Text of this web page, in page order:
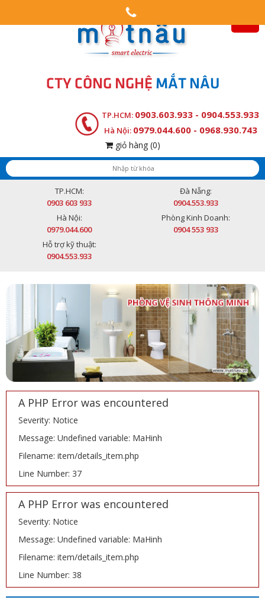
CTY CÔNG NGHỆ MẮT NÂU
TP.HCM: 0903.603.933 - 0904.553.933
Hà Nội: 0979.044.600 - 0968.930.743
giỏ hàng (0)
TP.HCM:
0903 603 933
Đà Nẵng:
0904.553.933
Hà Nội:
0979.044.600
Phòng Kinh Doanh:
0904 553 933
Hỗ trợ kỹ thuật:
0904.553.933
A PHP Error was encountered
Severity: Notice
Message: Undefined variable: MaHinh
Filename: item/details_item.php
Line Number: 37
A PHP Error was encountered
Severity: Notice
Message: Undefined variable: MaHinh
Filename: item/details_item.php
Line Number: 38